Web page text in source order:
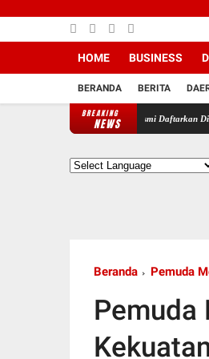
HOME BUSINESS
BERANDA BERITA
BREAKING
NEWS
Pendukung MJS Resmi Daftarkan Diri Maju
Beranda Pemuda
Pemuda